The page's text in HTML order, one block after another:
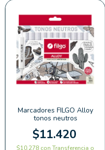
Marcadores FILGO Alloy
tonos neutros
$11.420
$10.278 con Transferencia o